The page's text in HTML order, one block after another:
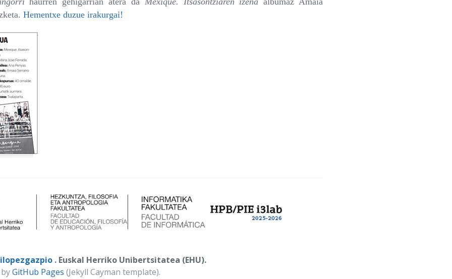
Hementxe duzue irakurgai!
ilopezgazpio . Euskal Herriko Unibertsitatea (EHU).
GitHub Pages (Jekyll Cayman template).